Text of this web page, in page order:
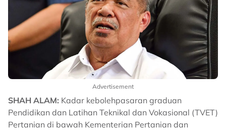
Advertisement
SHAH ALAM: Kadar kebolehpasaran graduan
Pendidikan dan Latihan Teknikal dan Vokasional (TVET)
Pertanian di bawah Kementerian Pertanian dan